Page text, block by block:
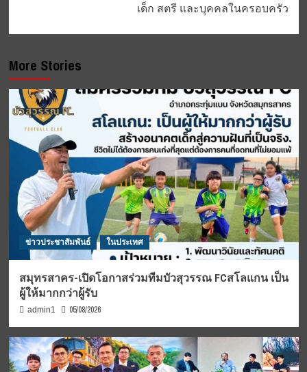
เด็ก สตรี และบุคคลในครอบครัว
More Stories
ข่าวประชาสัมพันธ์ ในประเทศ
สมุทรสาคร-เปิดโอกาสร่วมทีมบัวสุวรรณ FCสโลแกน เป็น
ผู้ให้มากกว่าผู้รับ
admin1 05/08/2026